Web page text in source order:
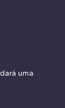
uma